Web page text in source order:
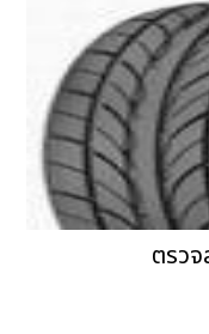
ตรว